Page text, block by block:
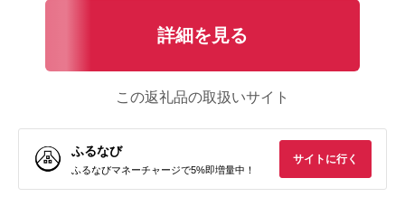
詳細を見る
この返礼品の取扱いサイト
ふるなび
ふるなびマネーチャージで5%即増量中！
サイトに行く